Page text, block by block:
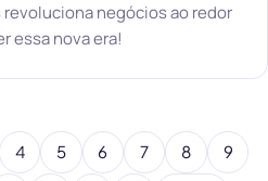
negócios ao redor
essa nova era!
4 5 6 7 8 9